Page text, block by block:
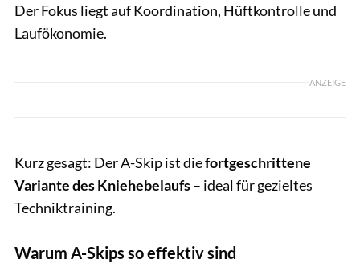
Der Fokus liegt auf Koordination, Hüftkontrolle und
Laufökonomie.
ANZEIGE
Kurz gesagt: Der A-Skip ist diefortgeschrittene
Variante des Kniehebelaufs– ideal für gezieltes
Techniktraining.
Warum A-Skips so effektiv sind